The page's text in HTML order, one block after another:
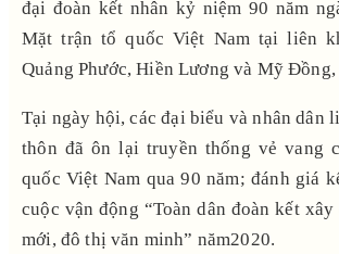
đại đoàn kết nhân kỷ niệm 90 năm
Mặt trận tổ quốc Việt Nam tại liên
Quảng Phước, Hiền Lương và Mỹ
Tại ngày hội, các đại biểu và nhân dân
thôn đã ôn lại truyền thống vẻ vang
quốc Việt Nam qua 90 năm; đánh giá
cuộc vận động “Toàn dân đoàn kết
mới, đô thị văn minh” năm2020.